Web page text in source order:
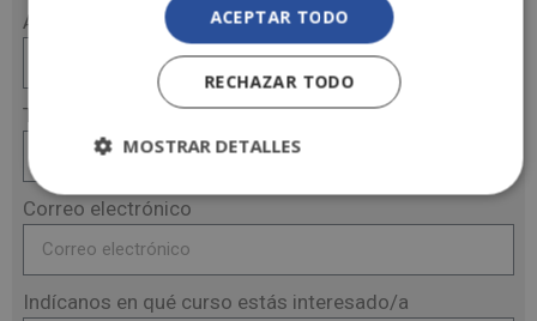
Apellidos
Teléfono
Correo electrónico
Indícanos en qué curso estás interesado/a
ACEPTAR TODO
RECHAZAR TODO
MOSTRAR DETALLES